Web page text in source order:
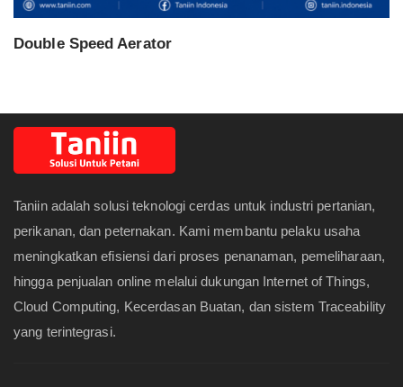
Double Speed Aerator
Taniin adalah solusi teknologi cerdas untuk industri pertanian,
perikanan, dan peternakan. Kami membantu pelaku usaha
meningkatkan efisiensi dari proses penanaman, pemeliharaan,
hingga penjualan online melalui dukungan Internet of Things,
Cloud Computing, Kecerdasan Buatan, dan sistem Traceability
yang terintegrasi.